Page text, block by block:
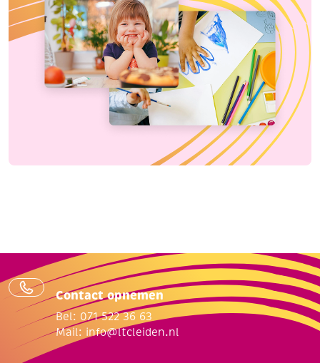
Contact opnemen
Bel: 071 522 36 63
Mail: info@ltcleiden.nl